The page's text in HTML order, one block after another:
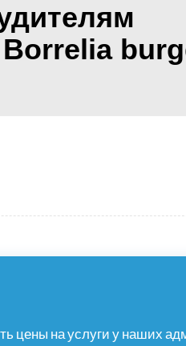
цены на услуги у наших